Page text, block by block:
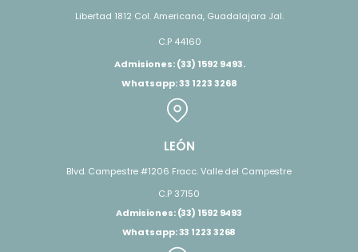
Libertad 1812 Col. Americana, Guadalajara Jal.
C.P 44160
Admisiones: (33) 1592 9493.
Whatsapp: 33 1223 3268
LEÓN
Blvd. Campestre #1206 Fracc. Valle del Campestre
C.P 37150
Admisiones: (33) 1592 9493
Whatsapp: 33 1223 3268